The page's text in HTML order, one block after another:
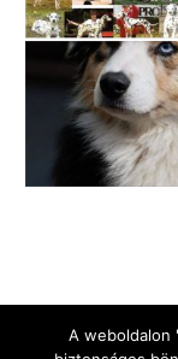
A weboldalon